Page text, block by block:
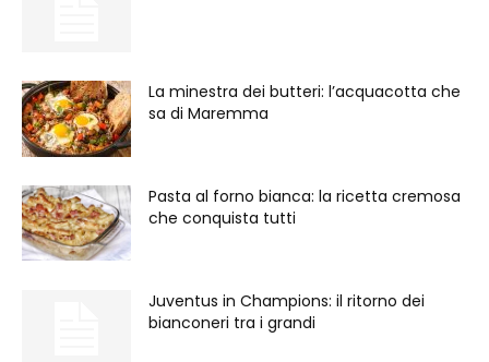
La minestra dei butteri: l’acquacotta che
sa di Maremma
Pasta al forno bianca: la ricetta cremosa
che conquista tutti
Juventus in Champions: il ritorno dei
bianconeri tra i grandi